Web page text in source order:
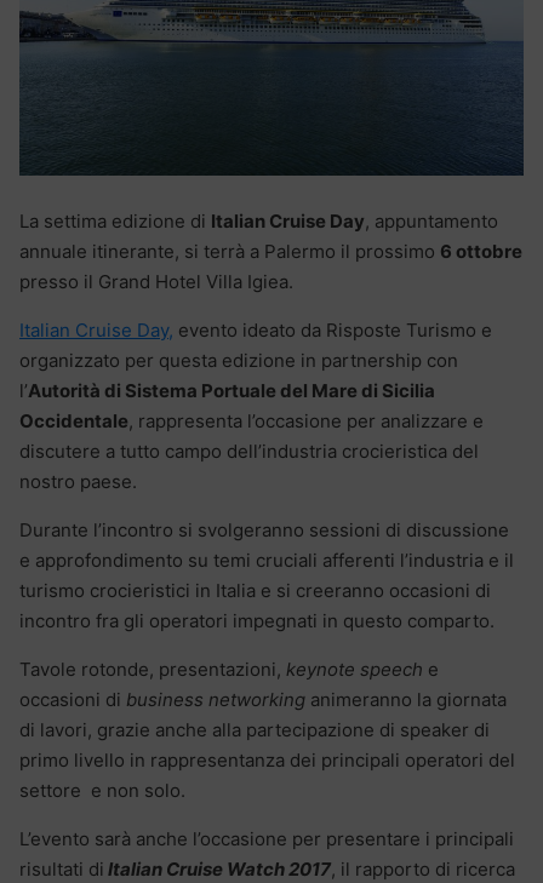
La settima edizione di Italian Cruise Day, appuntamento
annuale itinerante, si terrà a Palermo il prossimo 6 ottobre
presso il Grand Hotel Villa Igiea.
Italian Cruise Day, evento ideato da Risposte Turismo e
organizzato per questa edizione in partnership con
l’Autorità di Sistema Portuale del Mare di Sicilia
Occidentale, rappresenta l’occasione per analizzare e
discutere a tutto campo dell’industria crocieristica del
nostro paese.
Durante l’incontro si svolgeranno sessioni di discussione
e approfondimento su temi cruciali afferenti l’industria e il
turismo crocieristici in Italia e si creeranno occasioni di
incontro fra gli operatori impegnati in questo comparto.
Tavole rotonde, presentazioni, keynote speech e
occasioni di business networking animeranno la giornata
di lavori, grazie anche alla partecipazione di speaker di
primo livello in rappresentanza dei principali operatori del
settore e non solo.
L’evento sarà anche l’occasione per presentare i principali
risultati di Italian Cruise Watch 2017, il rapporto di ricerca